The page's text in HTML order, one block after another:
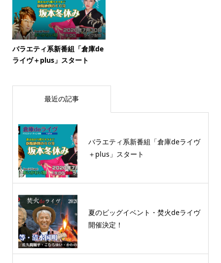
バラエティ系新番組「倉庫de
ライヴ＋plus」スタート
最近の記事
バラエティ系新番組「倉庫deライヴ
＋plus」スタート
夏のビッグイベント・焚火deライヴ
開催決定！